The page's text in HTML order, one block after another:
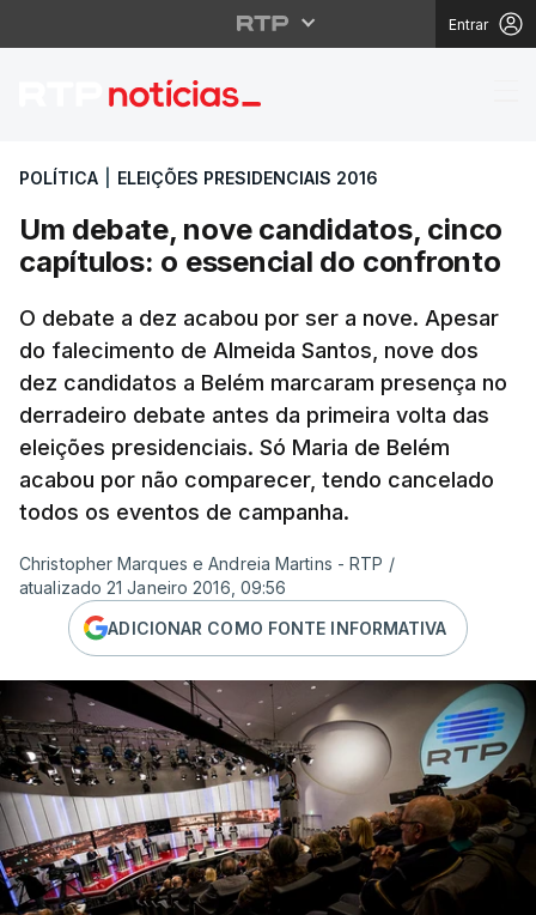
Entrar
Um debate, nove
POLÍTICA ELEIÇÕES PRESIDENCIAIS 2016
Um debate, nove candidatos, cinco
capítulos: o essencial do confronto
O debate a dez acabou por ser a nove. Apesar
do falecimento de Almeida Santos, nove dos
dez candidatos a Belém marcaram presença no
derradeiro debate antes da primeira volta das
eleições presidenciais. Só Maria de Belém
acabou por não comparecer, tendo cancelado
todos os eventos de campanha.
Christopher Marques e Andreia Martins - RTP /
atualizado 21 Janeiro 2016, 09:56
ADICIONAR COMO FONTE INFORMATIVA